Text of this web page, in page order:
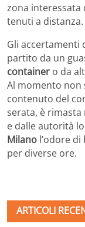
zona interessata
tenuti a distanza.
Gli accertamenti
partito da un
container o da
Al momento non
contenuto del
serata, è
e dalle autorità
Milano l’odore
per diverse ore.
ARTICOLI